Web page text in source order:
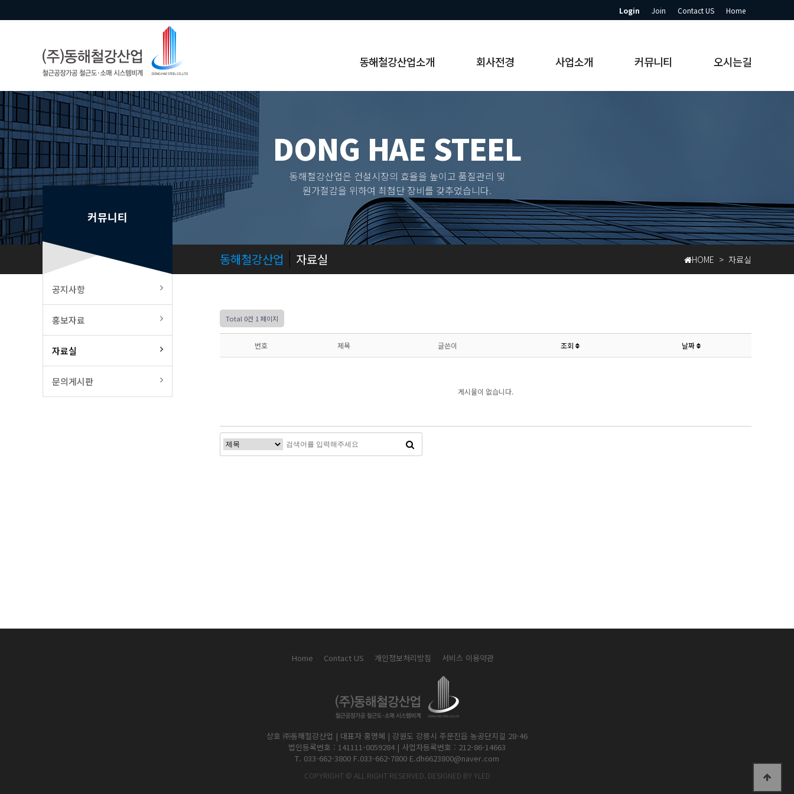
Home
Contact US
Join
Login
동해철강산업소개 회사전경 사업소개 커뮤니티 오시는길
DONG HAE STEEL
동해철강산업은 건설시장의 효율을 높이고 품질관리 및
원가절감을 위하여 최첨단 장비를 갖추었습니다.
동해철강산업 자료실 HOME > 자료실
커뮤니티
공지사항
홍보자료
자료실
문의게시판
Total 0건 1 페이지
번호 제목 글쓴이 조회 날짜
게시물이 없습니다.
Home Contact US 개인정보처리방침 서비스 이용약관
상호 ㈜동해철강산업 | 대표자 홍명혜 | 강원도 강릉시 주문진읍 농공단지길 28-46
법인등록번호 : 141111-0059284 | 사업자등록번호 : 212-86-14663
COPYRIGHT © ALL RIGHT RESERVED. DESIGNED BY YLED